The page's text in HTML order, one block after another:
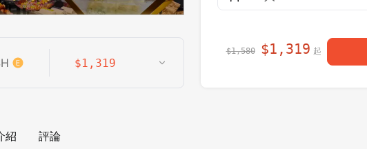
$1,319
紹 評論
$1,580 $1,319 起